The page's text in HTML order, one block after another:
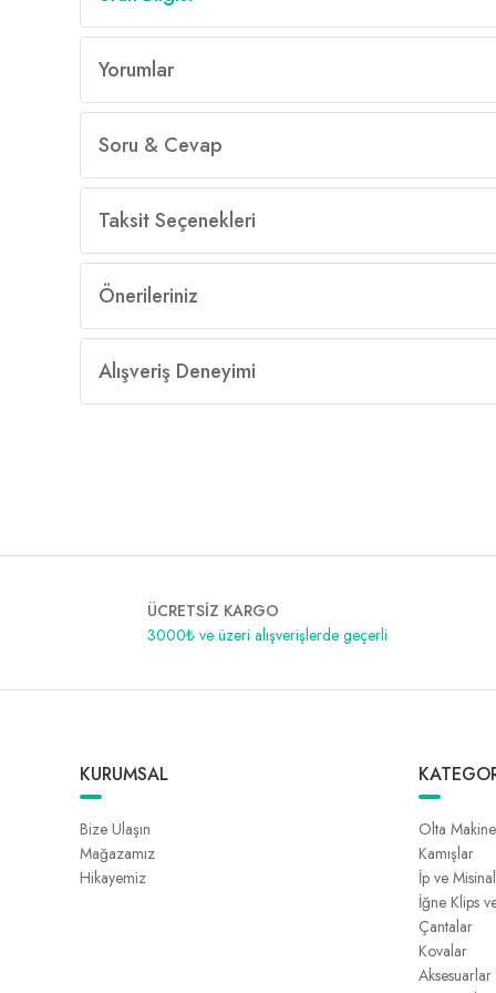
Yorumlar
Soru & Cevap
Taksit Seçenekleri
Önerileriniz
Alışveriş Deneyimi
ÜCRETSİZ KARGO
3000₺ ve üzeri alışverişlerde geçerli
KURUMSAL
Bize Ulaşın
Mağazamız
Hikayemiz
Olta
Kamışlar
İp ve
İğne Klips
Çantalar
Kovalar
Aksesuarlar